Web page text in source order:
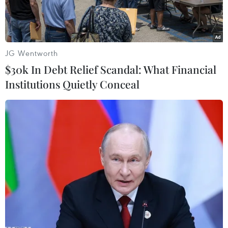
Tổng thống Mỹ Joe Biden phát biểu tại sự kiện vận động tranh
cử ở Pennsylvania ngày 5/1/2024. (Ảnh: AFP/TTXVN)
Ngày 5/1, Tổng thống Mỹ Joe Biden đã khởi
động chiến dịch tái tranh cử của mình bằng
những lời chỉ trích gay gắt đối với đối thủ tiềm
JG Wentworth
$30k In Debt Relief Scandal: What Financial
Institutions Quietly Conceal